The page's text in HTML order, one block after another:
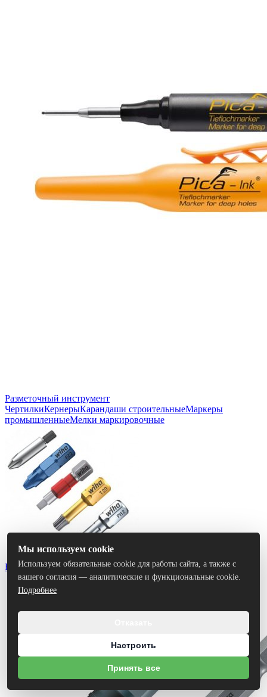
Разметочный инструмент
ЧертилкиКернерыКарандаши строительныеМаркеры
промышленныеМелки маркировочные
Биты
Мы используем cookie
Используем обязательные cookie для работы сайта, а также с
вашего согласия — аналитические и функциональные cookie.
Подробнее
Настроить
Принять все